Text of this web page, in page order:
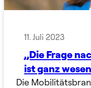
11. Juli 2023
„Die Frage
ist ganz
Die